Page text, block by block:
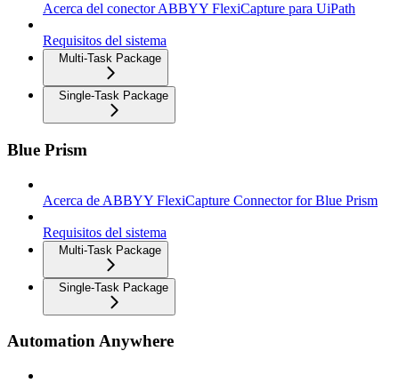
Acerca del conector ABBYY FlexiCapture para UiPath
Requisitos del sistema
Multi-Task Package
Single-Task Package
Blue Prism
Acerca de ABBYY FlexiCapture Connector for Blue Prism
Requisitos del sistema
Multi-Task Package
Single-Task Package
Automation Anywhere